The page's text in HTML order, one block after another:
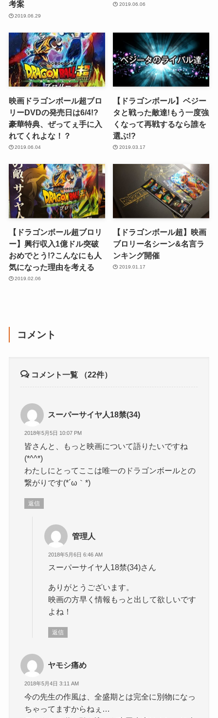
考案
2019.06.29
2019.06.06
映画ドラゴンボール超ブロ
リーDVDの発売日は6/4!?
豪華特典、ぜってぇ手に入
れてくれよな！？
2019.06.04
【ドラゴンボール】ベジー
タと戦った敵達!もう一度強
くなって再戦するなら誰を
選ぶ!?
2019.03.17
【ドラゴンボール超ブロリ
ー】興行収入1億ドル突破
おめでとう!?こんなにも人
気になった理由を考える
2019.02.06
【ドラゴンボール超】映画
ブロリー名シーン&名言ラ
ンキング開催
2019.01.17
コメント
コメント一覧 （22件）
スーパーサイヤ人18禁(34)
2018年5月5日 10:07 PM
皆さんと、もっと映画について語りたいですね
(*^^*)
わたしにとってここは唯一のドラゴンボールとの
繋がりです(*´ω｀*)
返信
管理人
2018年5月6日 6:46 AM
スーパーサイヤ人18禁(34)さん
ありがとうございます。
映画の方早く情報もっと出して欲しいです
よね！
返信
ヤモシ痛め
2018年5月4日 3:11 AM
今の先生の作風は、全盛期とは完全に別物になっ
ちゃってますからねぇ…